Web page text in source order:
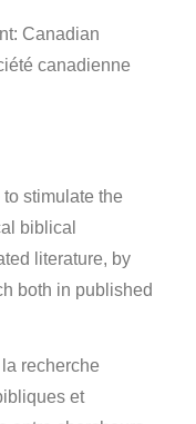
Canadian
canadienne
stimulate the
biblical
literature, by
both in published
recherche
et